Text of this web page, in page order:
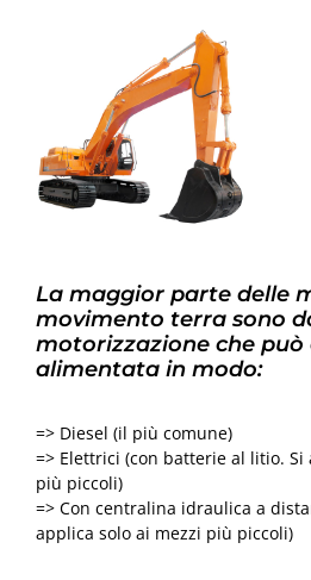
La maggior parte delle
movimento terra sono
motorizzazione che può
alimentata in modo:
=> Diesel (il più comune)
=> Elettrici (con batterie al litio. Si
più piccoli)
=> Con centralina idraulica a
applica solo ai mezzi più piccoli)